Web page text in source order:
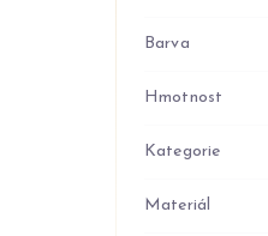
Barva
Hmotnost
Kategorie
Materiál